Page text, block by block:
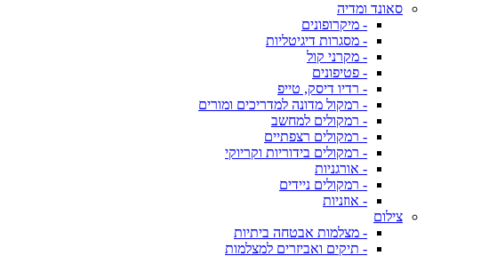
סאונד ומדיה
- מיקרופונים
- מסגרות דיגיטליות
- מקרני קול
- פטיפונים
- רדיו דיסק, טייפ
- רמקול מדונה למדריכים ומורים
- רמקולים למחשב
- רמקולים רצפתיים
- רמקולים בידוריות וקריוקי
- אורגניות
- רמקולים ניידים
- אוזניות
צילום
- מצלמות אבטחה ביתיות
- תיקים ואביזרים למצלמות